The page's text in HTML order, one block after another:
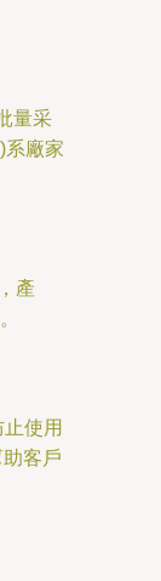
量采
系廠家
產
使用
客戶